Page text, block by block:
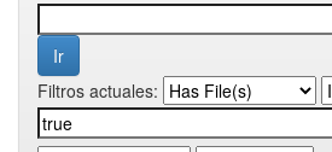
Filtros actuales: